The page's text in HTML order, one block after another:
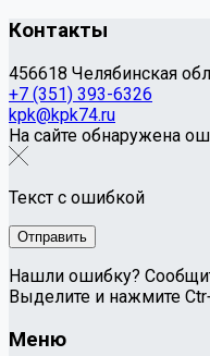
Контакты
456618 Челябинская
+7 (351) 393-6326
kpk@kpk74.ru
На сайте обнаружена
Текст с ошибкой
Нашли ошибку?
Выделите и нажмите
Меню